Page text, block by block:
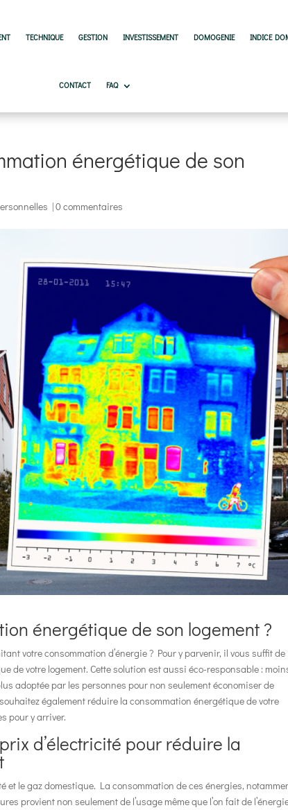
TECHNIQUE GESTION INVESTISSEMENT DOMOGENIE INDICE
CONTACT FAQ
énergétique de son
|0 commentaires
énergétique de son logement ?
votre consommation d’énergie ? Pour y parvenir, il vous suffit de
de votre logement. Cette solution est aussi éco-responsable :
adoptée par les personnes pour non seulement économiser de
également réduire la consommation énergétique de votre
pour y arriver.
d’électricité pour réduire la
et le gaz domestique. La consommation de ces énergies,
provient non seulement de l’usage même que l’on fait de